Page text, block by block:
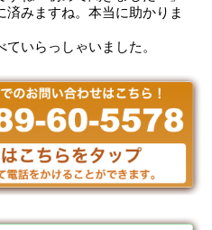
済みますね。本当に助かりま
いらっしゃいました。